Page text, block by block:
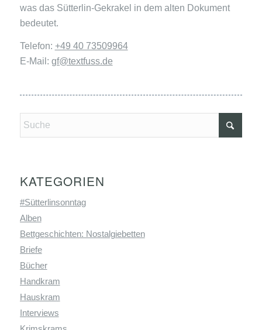
was das Sütterlin-Gekrakel in dem alten Dokument
bedeutet.
Telefon: +49 40 73509964
E-Mail: gf@textfuss.de
KATEGORIEN
#Sütterlinsonntag
Alben
Bettgeschichten: Nostalgiebetten
Briefe
Bücher
Handkram
Hauskram
Interviews